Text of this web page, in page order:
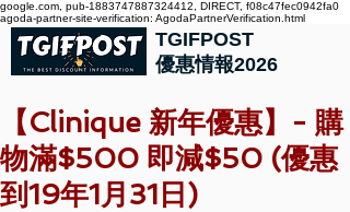
google.com, pub-1883747887324412, DIRECT, f08c47fec0942fa0
agoda-partner-site-verification: AgodaPartnerVerification.html
TGIFPOST
優惠情報2026
【Clinique 新年優惠】- 購
物滿$500 即減$50 (優惠
到19年1月31日)